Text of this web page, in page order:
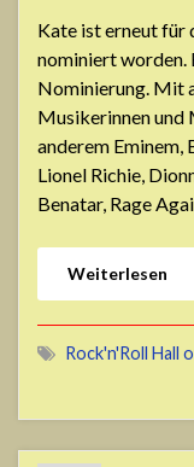
Kate ist erneut für
nominiert worden.
Nominierung. Mit
Musikerinnen und
anderem Eminem,
Lionel Richie,
Benatar, Rage
Weiterlesen
Rock'n'Roll Hall